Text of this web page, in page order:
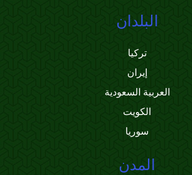
البلدان
تركيا
إيران
العربية السعودية
الكويت
سوريا
المدن